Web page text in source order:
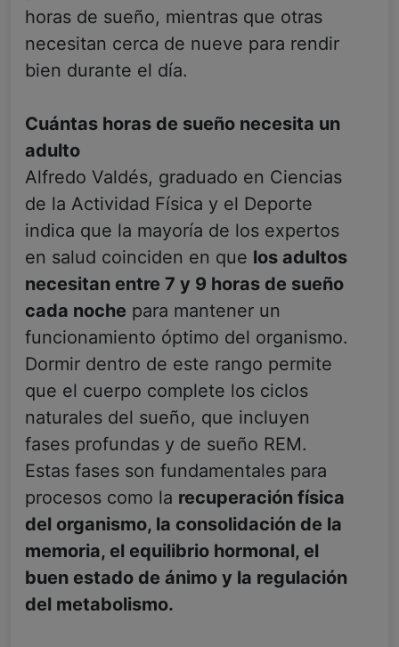
horas de sueño, mientras que otras
necesitan cerca de nueve para rendir
bien durante el día.
Cuántas horas de sueño necesita un
adulto
Alfredo Valdés, graduado en Ciencias
de la Actividad Física y el Deporte
indica que la mayoría de los expertos
en salud coinciden en que los adultos
necesitan entre 7 y 9 horas de sueño
cada noche para mantener un
funcionamiento óptimo del organismo.
Dormir dentro de este rango permite
que el cuerpo complete los ciclos
naturales del sueño, que incluyen
fases profundas y de sueño REM.
Estas fases son fundamentales para
procesos como la recuperación física
del organismo, la consolidación de la
memoria, el equilibrio hormonal, el
buen estado de ánimo y la regulación
del metabolismo.